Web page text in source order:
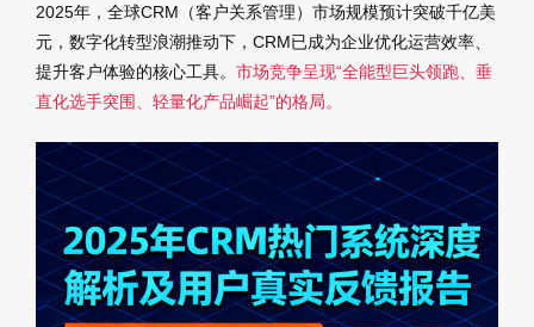
2025年，全球CRM（客户关系管理）市场规模预计突破千亿美
元，数字化转型浪潮推动下，CRM已成为企业优化运营效率、
提升客户体验的核心工具。 市场竞争呈现“全能型巨头领跑、垂
直化选手突围、轻量化产品崛起”的格局。